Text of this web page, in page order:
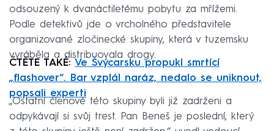
odsouzený k dvanáctiletému pobytu za mřížemi.
Podle detektivů jde o vrcholného představitele
organizované zločinecké skupiny, která v tuzemsku
vyráběla a distribuovala drogy.
ČTĚTE TAKÉ: Ve Švýcarsku propukl smrtící
„flashover“. Bar vzplál naráz, nedalo se uniknout,
popsali experti
„Ostatní členové této skupiny byli již zadrženi a
odpykávají si svůj trest. Pan Beneš je poslední, který